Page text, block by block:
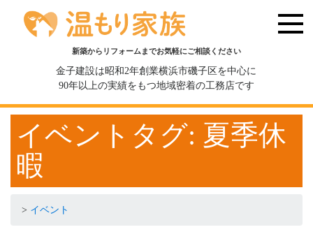
新築からリフォームまでお気軽にご相談ください
金子建設は昭和2年創業横浜市磯子区を中心に
90年以上の実績をもつ地域密着の工務店です
イベントタグ: 夏季休
暇
> イベント